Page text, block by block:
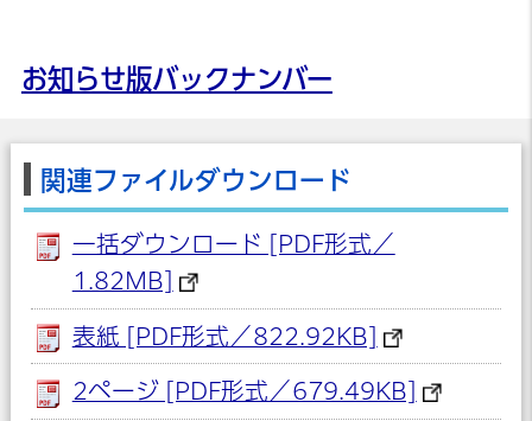
お知らせ版バックナンバー
関連ファイルダウンロード
一括ダウンロード [PDF形式／
1.82MB]
表紙 [PDF形式／822.92KB]
2ページ [PDF形式／679.49KB]